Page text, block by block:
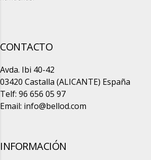
CONTACTO
Avda. Ibi 40-42
03420 Castalla (ALICANTE) España
Telf: 96 656 05 97
Email: info@bellod.com
INFORMACIÓN